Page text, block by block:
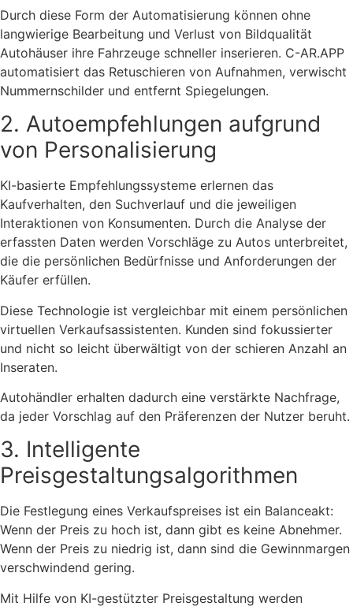
Durch diese Form der Automatisierung können ohne
langwierige Bearbeitung und Verlust von Bildqualität
Autohäuser ihre Fahrzeuge schneller inserieren. C-AR.APP
automatisiert das Retuschieren von Aufnahmen, verwischt
Nummernschilder und entfernt Spiegelungen.
2. Autoempfehlungen aufgrund
von Personalisierung
KI-basierte Empfehlungssysteme erlernen das
Kaufverhalten, den Suchverlauf und die jeweiligen
Interaktionen von Konsumenten. Durch die Analyse der
erfassten Daten werden Vorschläge zu Autos unterbreitet,
die die persönlichen Bedürfnisse und Anforderungen der
Käufer erfüllen.
Diese Technologie ist vergleichbar mit einem persönlichen
virtuellen Verkaufsassistenten. Kunden sind fokussierter
und nicht so leicht überwältigt von der schieren Anzahl an
Inseraten.
Autohändler erhalten dadurch eine verstärkte Nachfrage,
da jeder Vorschlag auf den Präferenzen der Nutzer beruht.
3. Intelligente
Preisgestaltungsalgorithmen
Die Festlegung eines Verkaufspreises ist ein Balanceakt:
Wenn der Preis zu hoch ist, dann gibt es keine Abnehmer.
Wenn der Preis zu niedrig ist, dann sind die Gewinnmargen
verschwindend gering.
Mit Hilfe von KI-gestützter Preisgestaltung werden